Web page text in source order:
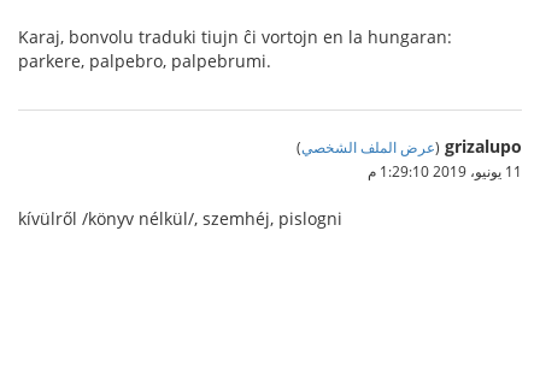
Karaj, bonvolu traduki tiujn ĉi vortojn en la hungaran:
parkere, palpebro, palpebrumi.
grizalupo
(عرض الملف الشخصي)
11 يونيو، 2019 1:29:10 م
kívülről /könyv nélkül/, szemhéj, pislogni